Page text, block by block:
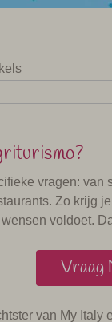
vragen:
Zo krijg
voldoet.
Vraag
van My Italy